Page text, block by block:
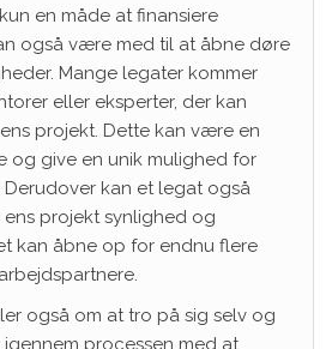
en måde at finansiere
også være med til at åbne døre
Mange legater kommer
eller eksperter, der kan
projekt. Dette kan være en
og give en unik mulighed for
kan et legat også
projekt synlighed og
kan åbne op for endnu flere
også om at tro på sig selv og
igennem processen med at